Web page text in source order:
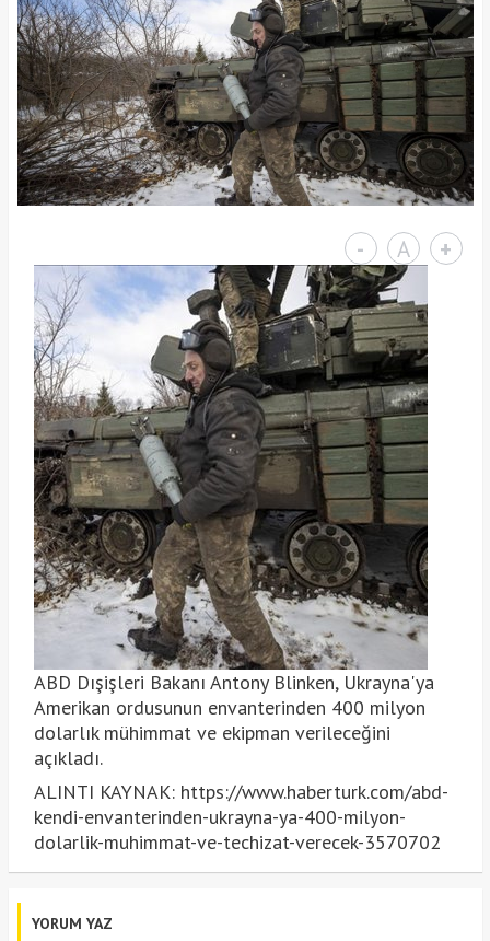
- A +
ABD Dışişleri Bakanı Antony Blinken, Ukrayna'ya
Amerikan ordusunun envanterinden 400 milyon
dolarlık mühimmat ve ekipman verileceğini
açıkladı.
ALINTI KAYNAK: https://www.haberturk.com/abd-
kendi-envanterinden-ukrayna-ya-400-milyon-
dolarlik-muhimmat-ve-techizat-verecek-3570702
YORUM YAZ